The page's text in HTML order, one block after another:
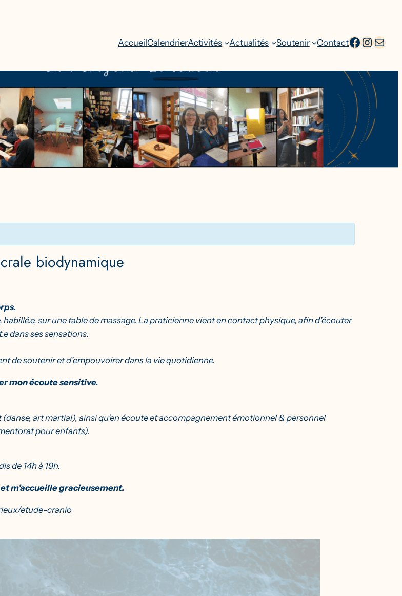
AccueilCalendrierActivités Actualités Soutenir Contactfacebook
Adresse
biodynamique
sur une table de massage. La praticienne vient en contact physique, afin d’écouter
dans ses sensations.
de soutenir et d’empouvoirer dans la vie quotidienne.
mon écoute sensitive.
(danse, art martial), ainsi qu’en écoute et accompagnement émotionnel & personnel
pour enfants).
de 14h à 19h.
m’accueille gracieusement.
etude-cranio